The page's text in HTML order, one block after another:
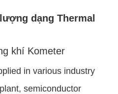
dạng Thermal
khí Kometer
in various industry
semiconductor